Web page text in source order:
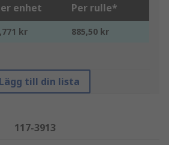
enhet Per rulle*
kr 885,50 kr
Lägg till din lista
117-3913